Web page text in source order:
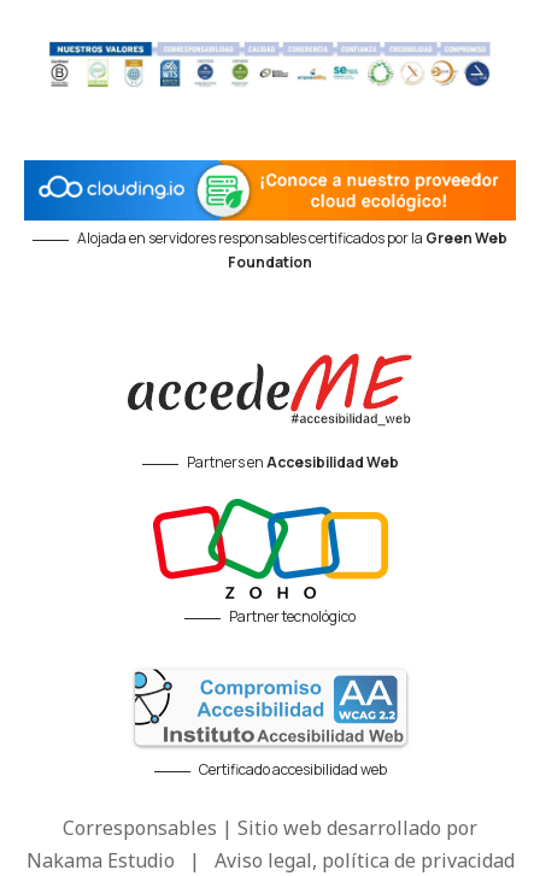
Alojada en servidores responsables certificados por la Green Web
Foundation
Partners enAccesibilidad Web
Partner tecnológico
Certificado accesibilidad web
Corresponsables | Sitio web desarrollado por
Nakama Estudio | Aviso legal, política de privacidad